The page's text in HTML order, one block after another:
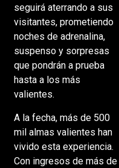
seguirá aterrando a sus
visitantes, prometiendo
noches de adrenalina,
suspenso y sorpresas
que pondrán a prueba
hasta a los más
valientes.
A la fecha, más de 500
mil almas valientes han
vivido esta experiencia.
Con ingresos de más de